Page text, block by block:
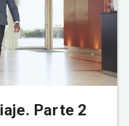
Parte 2